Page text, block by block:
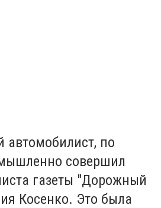
автомобилист, по
совершил
газеты "Дорожный
Косенко. Это была